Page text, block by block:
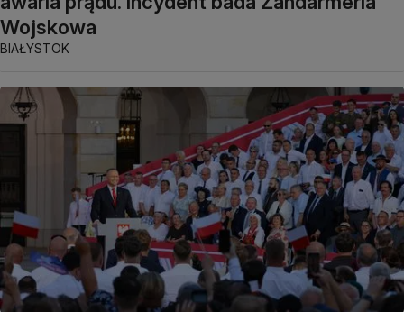
Wojskowa
BIAŁYSTOK